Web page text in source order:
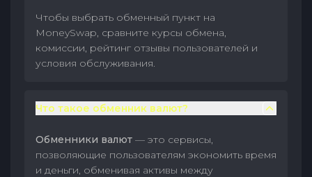
Чтобы выбрать обменный пункт на
MoneySwap, сравните курсы обмена,
комиссии, рейтинг отзывы пользователей и
условия обслуживания.
Что такое обменник валют?
Обменники валют — это сервисы,
позволяющие пользователям экономить время
и деньги, обменивая активы между